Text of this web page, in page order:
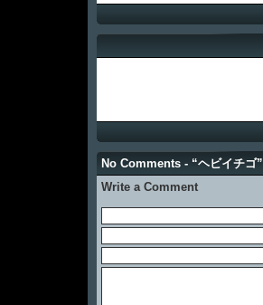
No Comments - “ヘビイチゴ”
Write a Comment